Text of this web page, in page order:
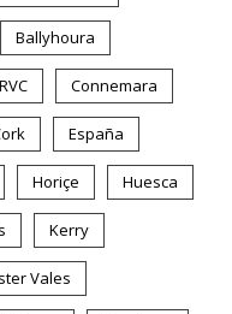
Ballyhoura
Connemara
España
Horiçe Huesca
Kerry
Vales